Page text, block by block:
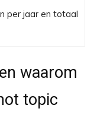
per jaar en totaal
waarom
topic